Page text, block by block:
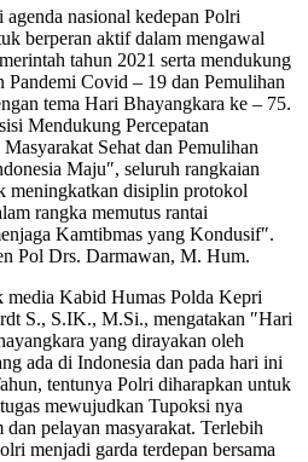
nasional kedepan Polri
berperan aktif dalam mengawal
tahun 2021 serta mendukung
Pandemi Covid – 19 dan Pemulihan
tema Hari Bhayangkara ke – 75.
Mendukung Percepatan
Sehat dan Pemulihan
Maju″, seluruh rangkaian
meningkatkan disiplin protokol
rangka memutus rantai
Kamtibmas yang Kondusif″.
Pol Drs. Darmawan, M. Hum.
media Kabid Humas Polda Kepri
S., S.IK., M.Si., mengatakan ″Hari
yang dirayakan oleh
ada di Indonesia dan pada hari ini
tentunya Polri diharapkan untuk
mewujudkan Tupoksi nya
pelayan masyarakat. Terlebih
menjadi garda terdepan bersama